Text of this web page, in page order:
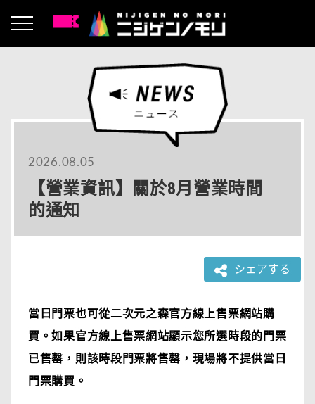
2026.08.05
【營業資訊】關於8月營業時間
的通知
シェアする
當日門票也可從二次元之森官方線上售票網站購
買。如果官方線上售票網站顯示您所選時段的門票
已售罄，則該時段門票將售罄，現場將不提供當日
門票購買。